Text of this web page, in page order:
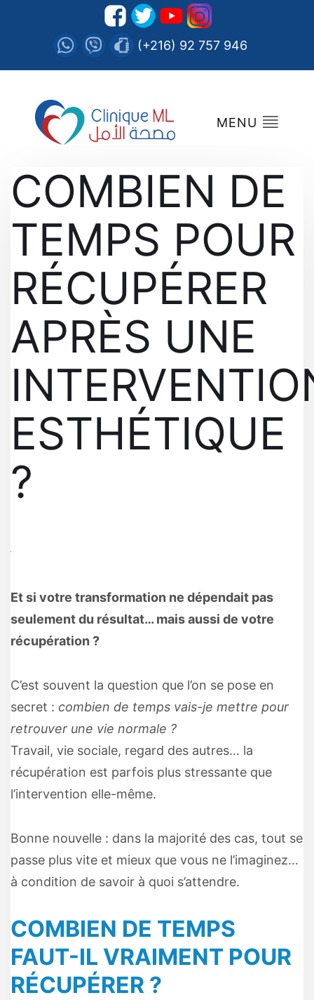
(+216) 92 757 946
MENU
COMBIEN DE
TEMPS POUR
RÉCUPÉRER
APRÈS UNE
ESTHÉTIQUE
?
Et si votre transformation ne dépendait pas
seulement du résultat… mais aussi de votre
récupération ?
C’est souvent la question que l’on se pose en
secret : combien de temps vais-je mettre pour
retrouver une vie normale ?
Travail, vie sociale, regard des autres… la
récupération est parfois plus stressante que
l’intervention elle-même.
Bonne nouvelle : dans la majorité des cas, tout se
passe plus vite et mieux que vous ne l’imaginez…
à condition de savoir à quoi s’attendre.
COMBIEN DE TEMPS
FAUT-IL VRAIMENT POUR
RÉCUPÉRER ?